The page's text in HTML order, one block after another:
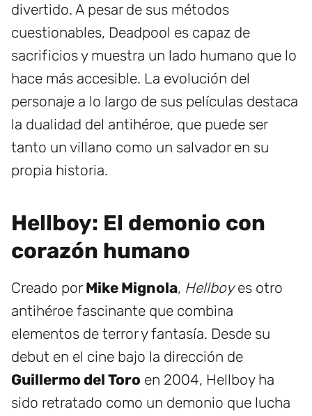
divertido. A pesar de sus métodos
cuestionables, Deadpool es capaz de
sacrificios y muestra un lado humano que lo
hace más accesible. La evolución del
personaje a lo largo de sus películas destaca
la dualidad del antihéroe, que puede ser
tanto un villano como un salvador en su
propia historia.
Hellboy: El demonio con
corazón humano
Creado por Mike Mignola, Hellboyes otro
antihéroe fascinante que combina
elementos de terror y fantasía. Desde su
debut en el cine bajo la dirección de
Guillermo del Toro en 2004, Hellboy ha
sido retratado como un demonio que lucha